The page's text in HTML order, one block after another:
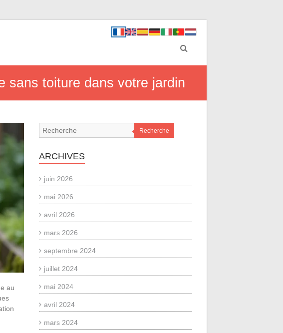
sans toiture dans votre jardin
au
Recherche
ARCHIVES
juin 2026
mai 2026
avril 2026
mars 2026
septembre 2024
juillet 2024
mai 2024
avril 2024
mars 2024